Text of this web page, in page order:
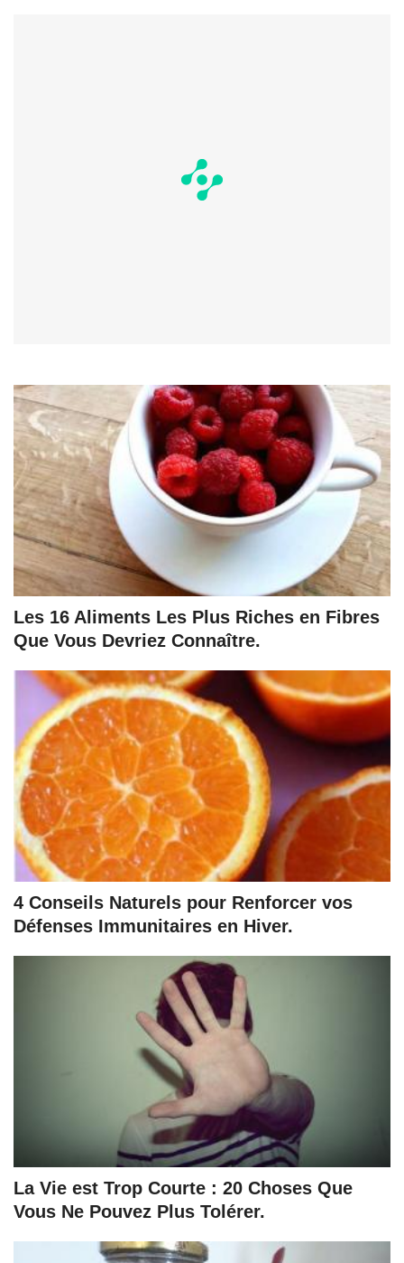
Les 16 Aliments Les Plus Riches en Fibres
Que Vous Devriez Connaître.
4 Conseils Naturels pour Renforcer vos
Défenses Immunitaires en Hiver.
La Vie est Trop Courte : 20 Choses Que
Vous Ne Pouvez Plus Tolérer.